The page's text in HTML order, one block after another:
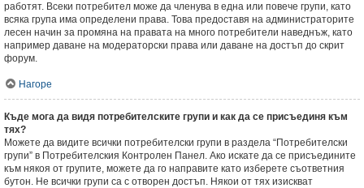
работят. Всеки потребител може да членува в една или повече групи, като
всяка група има определени права. Това предоставя на администраторите
лесен начин за промяна на правата на много потребители наведнъж, като
например даване на модераторски права или даване на достъп до скрит
форум.
Нагоре
Къде мога да видя потребителските групи и как да се присъединя към
тях?
Можете да видите всички потребителски групи в раздела “Потребителски
групи” в Потребителския Контролен Панел. Ако искате да се присъедините
към някоя от групите, можете да го направите като изберете съответния
бутон. Не всички групи са с отворен достъп. Някои от тях изискват